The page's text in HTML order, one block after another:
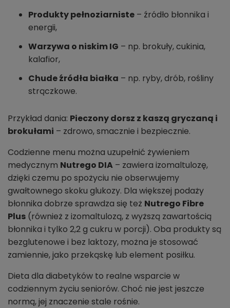
Produkty pełnoziarniste – źródło błonnika i
energii,
Warzywa o niskim IG – np. brokuły, cukinia,
kalafior,
Chude źródła białka – np. ryby, drób, rośliny
strączkowe.
Przykład dania: Pieczony dorsz z kaszą gryczaną i
brokułami – zdrowo, smacznie i bezpiecznie.
Codzienne menu można uzupełnić żywieniem
medycznym Nutrego DIA – zawiera izomaltulozę,
dzięki czemu po spożyciu nie obserwujemy
gwałtownego skoku glukozy. Dla większej podaży
błonnika dobrze sprawdza się też Nutrego Fibre
Plus (również z izomaltulozą, z wyższą zawartością
błonnika i tylko 2,2 g cukru w porcji). Oba produkty są
bezglutenowe i bez laktozy, można je stosować
zamiennie, jako przekąskę lub element posiłku.
Dieta dla diabetyków to realne wsparcie w
codziennym życiu seniorów. Choć nie jest jeszcze
normą, jej znaczenie stale rośnie.